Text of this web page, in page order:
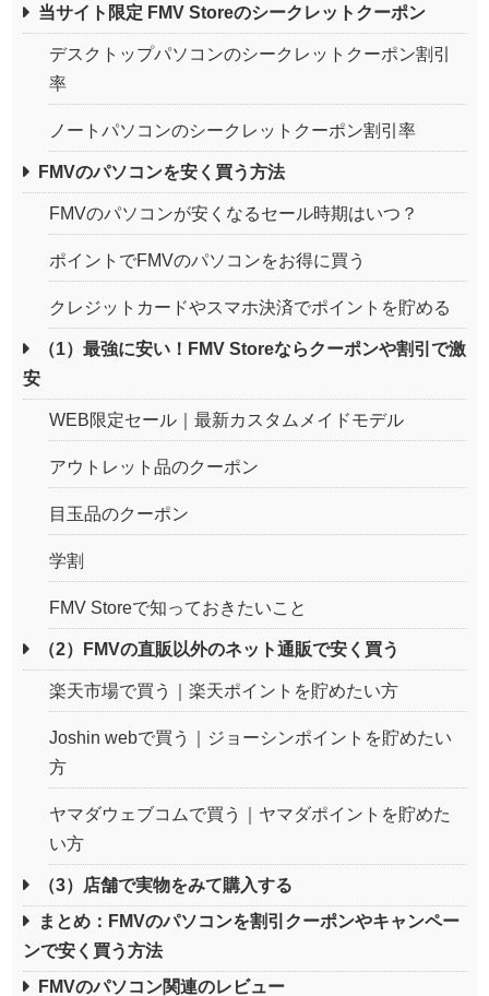
当サイト限定 FMV Storeのシークレットクーポン
デスクトップパソコンのシークレットクーポン割引
率
ノートパソコンのシークレットクーポン割引率
FMVのパソコンを安く買う方法
FMVのパソコンが安くなるセール時期はいつ？
ポイントでFMVのパソコンをお得に買う
クレジットカードやスマホ決済でポイントを貯める
（1）最強に安い！FMV Storeならクーポンや割引で激
安
WEB限定セール｜最新カスタムメイドモデル
アウトレット品のクーポン
目玉品のクーポン
学割
FMV Storeで知っておきたいこと
（2）FMVの直販以外のネット通販で安く買う
楽天市場で買う｜楽天ポイントを貯めたい方
Joshin webで買う｜ジョーシンポイントを貯めたい
方
ヤマダウェブコムで買う｜ヤマダポイントを貯めた
い方
（3）店舗で実物をみて購入する
まとめ：FMVのパソコンを割引クーポンやキャンペー
ンで安く買う方法
FMVのパソコン関連のレビュー